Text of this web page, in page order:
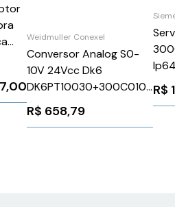
Weidmuller Conexel
Conversor Analog S0-
10V 24Vcc Dk6
DK6PT10030+300C010V
Weidmuller Conexel
283735
R$ 658,79
R$